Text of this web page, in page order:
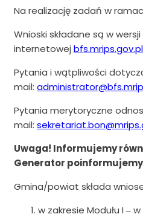
Na realizację zadań w
Wnioski składane są w
internetowej bfs.mrips.gov.pl
Pytania i wątpliwości
mail:
Pytania merytoryczne
mail:
Uwaga! Informujemy
Generator
Gmina/powiat składa
w zakresie Modułu I ‒